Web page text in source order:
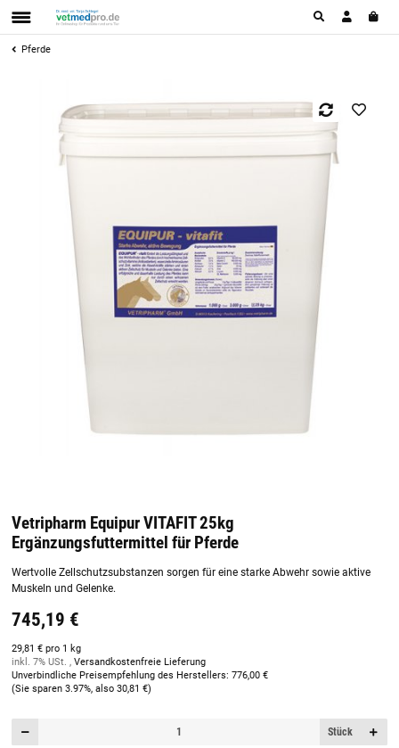
Pferde
Vetripharm Equipur VITAFIT 25kg
Ergänzungsfuttermittel für Pferde
Wertvolle Zellschutzsubstanzen sorgen für eine starke Abwehr sowie aktive
Muskeln und Gelenke.
745,19 €
29,81 € pro 1 kg
inkl. 7% USt. , Versandkostenfreie Lieferung
Unverbindliche Preisempfehlung des Herstellers: 776,00 €
(Sie sparen 3.97%, also 30,81 €)
Stück